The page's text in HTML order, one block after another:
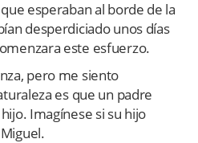
esperaban al borde de la
desperdiciado unos días
este esfuerzo.
pero me siento
es que un padre
Imagínese si su hijo